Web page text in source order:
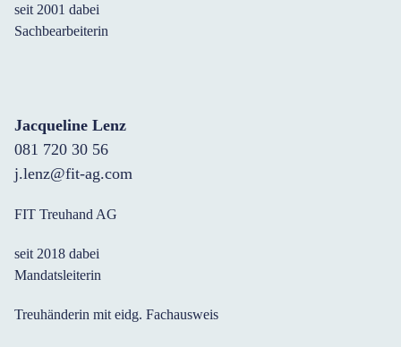
seit 2001 dabei
Sachbearbeiterin
Jacqueline Lenz
081 720 30 56
j.lenz@fit-ag.com
FIT Treuhand AG
seit 2018 dabei
Mandatsleiterin
Treuhänderin mit eidg. Fachausweis